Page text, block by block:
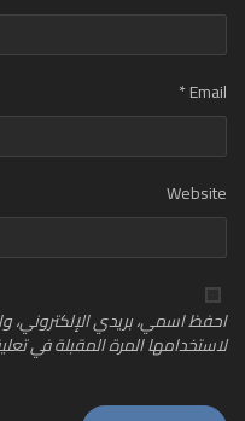
Email
*
Website
احفظ اسمي، بريدي الإلكتروني،
لاستخدامها المرة المقبلة في